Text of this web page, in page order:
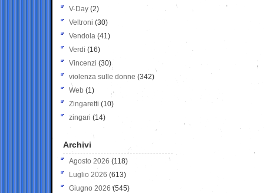
V-Day (2)
Veltroni (30)
Vendola (41)
Verdi (16)
Vincenzi (30)
violenza sulle donne (342)
Web (1)
Zingaretti (10)
zingari (14)
Archivi
Agosto 2026 (118)
Luglio 2026 (613)
Giugno 2026 (545)